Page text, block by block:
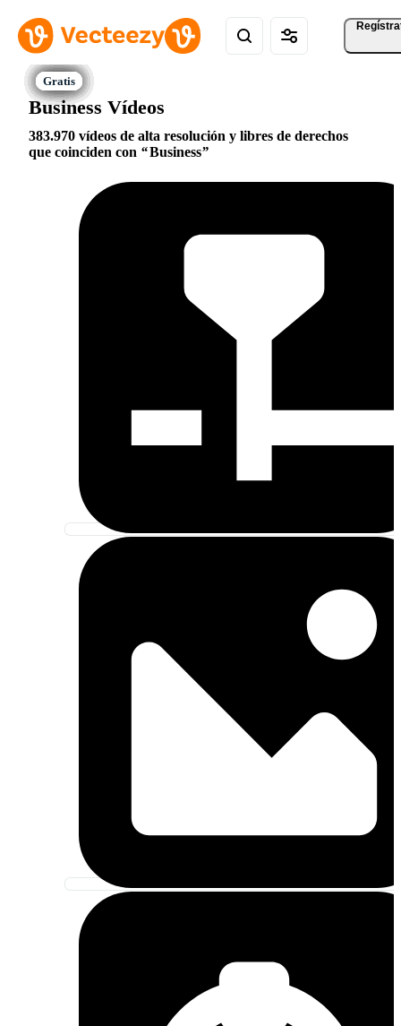
Business Vídeos
383.970 vídeos de alta resolución y libres de derechos
que coinciden con
Business